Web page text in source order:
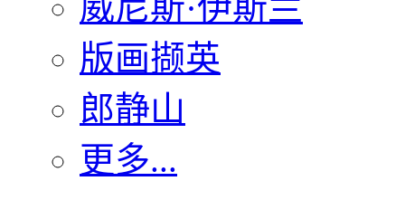
版画撷英
郎静山
更多...